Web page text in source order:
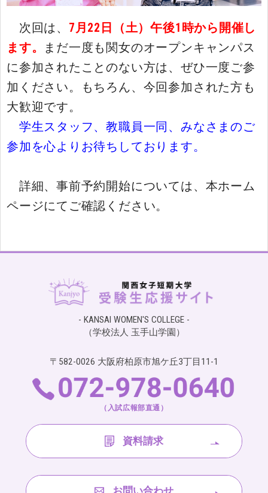
次回は、 7月22日（土）午後1時から開催し
ます。
まだ一度も関女のオープンキャンパス
に参加されたことのない方は、ぜひ一度ご参
加ください。もちろん、今回参加された方も
大歓迎です。
学生スタッフ、教職員一同、みなさまのご
参加を心よりお待ちしております。
詳細、事前予約開始については、本ホーム
ページにてご確認ください。
- KANSAI WOMEN'S COLLEGE -
（学校法人 玉手山学園）
〒582-0026 大阪府柏原市旭ケ丘3丁目11-1
（入試広報部直通）
資料請求